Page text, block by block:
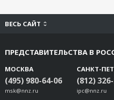
ВЕСЬ САЙТ
ПРЕДСТАВИТЕЛЬСТВА В
МОСКВА
(495) 980-64-06
msk@nnz.ru
САНКТ-
(812)
ipc@nnz.ru